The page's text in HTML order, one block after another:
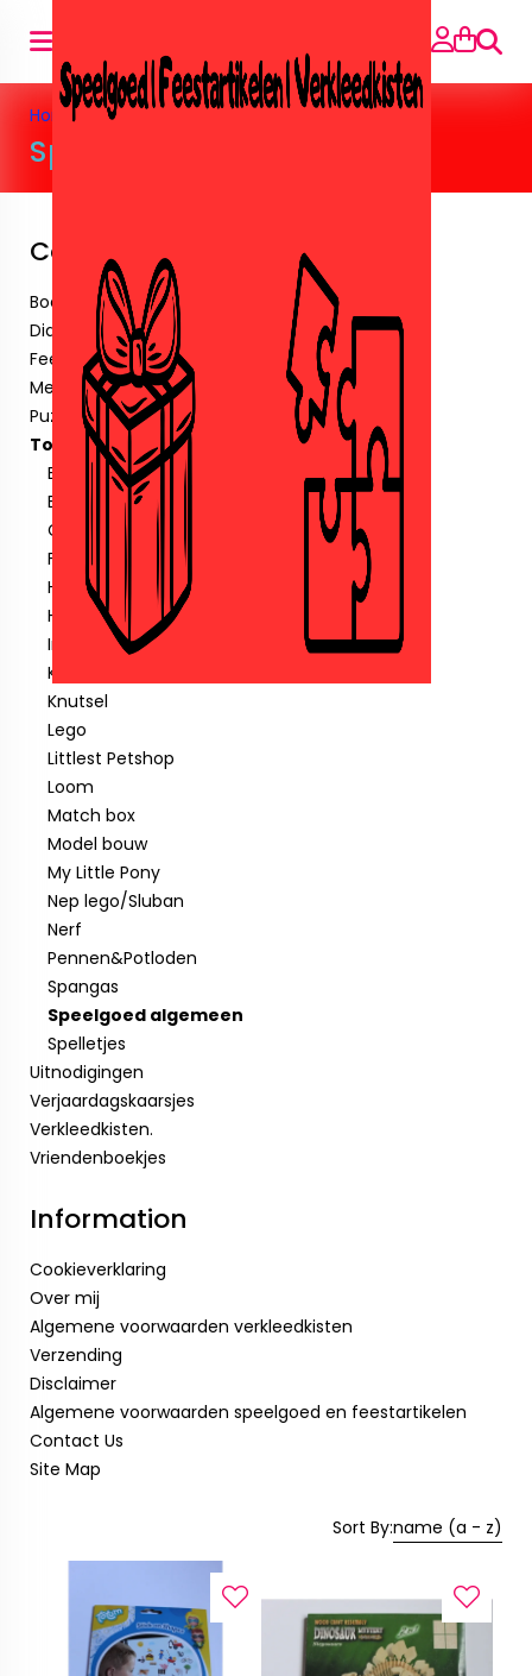
Search
Home » Toys » Speelgoed algemeen
Speelgoed algemeen
Categories
Boeken
Diamant paintingen.
Feestartikelen
Meubels
Puzzels
Toys
Barbie&Poppen
Buiten speelgoed
Crystalbricks
Fisher price
Hotwheels
Hout speelgoed
Indiaan
Klein speelgoed tot € 1,00
Knutsel
Lego
Littlest Petshop
Loom
Match box
Model bouw
My Little Pony
Nep lego/Sluban
Nerf
Pennen&Potloden
Spangas
Speelgoed algemeen
Spelletjes
Uitnodigingen
Verjaardagskaarsjes
Verkleedkisten.
Vriendenboekjes
Information
Cookieverklaring
Over mij
Algemene voorwaarden verkleedkisten
Verzending
Disclaimer
Algemene voorwaarden speelgoed en feestartikelen
Contact Us
Site Map
Sort By:name (a - z)